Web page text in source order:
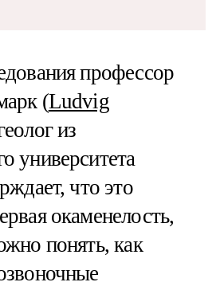
профессор
(Ludvig
из
университета
что это
окаменелость,
понять, как